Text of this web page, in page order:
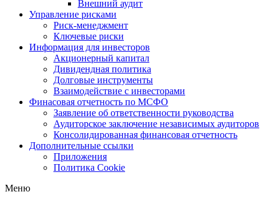
Внешний аудит
Управление рисками
Риск-менеджмент
Ключевые риски
Информация для инвесторов
Акционерный капитал
Дивидендная политика
Долговые инструменты
Взаимодействие с инвеcторами
Финасовая отчетность по МСФО
Заявление об ответственности руководства
Аудиторское заключение независимых аудиторов
Консолидированная финансовая отчетность
Дополнительные ссылки
Приложения
Политика Cookie
Меню